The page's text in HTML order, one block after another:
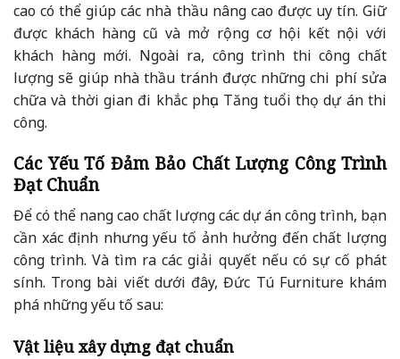
cao có thể giúp các nhà thầu nâng cao được uy tín. Giữ
được khách hàng cũ và mở rộng cơ hội kết nội với
khách hàng mới. Ngoài ra, công trình thi công chất
lượng sẽ giúp nhà thầu tránh được những chi phí sửa
chữa và thời gian đi khắc phục. Tăng tuổi thọ dự án thi
công.
Các Yếu Tố Đảm Bảo Chất Lượng Công Trình
Đạt Chuẩn
Để có thể nang cao chất lượng các dự án công trình, bạn
cần xác định nhưng yếu tố ảnh hưởng đến chất lượng
công trình. Và tìm ra các giải quyết nếu có sự cố phát
sính. Trong bài viết dưới đây, Đức Tú Furniture khám
phá những yếu tố sau:
Vật liệu xây dựng đạt chuẩn